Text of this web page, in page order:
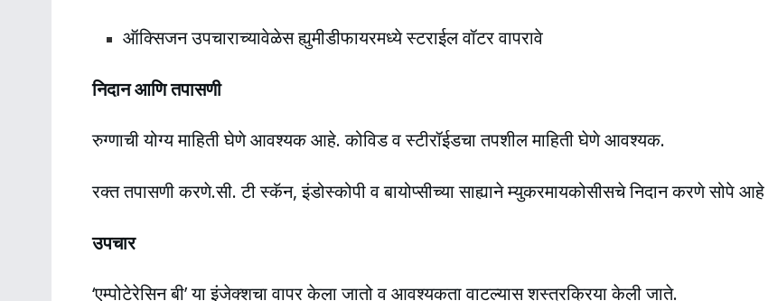
ऑक्सिजन उपचाराच्यावेळेस ह्युमीडीफायरमध्ये स्टराईल वॉटर वापरावे
निदान आणि तपासणी
रुग्णाची योग्य माहिती घेणे आवश्यक आहे. कोविड व स्टीरॉईडचा तपशील माहिती घेणे आवश्यक.
रक्त तपासणी करणे.सी. टी स्कॅन, इंडोस्कोपी व बायोप्सीच्या साह्याने म्युकरमायकोसीसचे निदान करणे सोपे आहे
उपचार
‘एम्पोटेरेसिन बी’ या इंजेक्शचा वापर केला जातो व आवश्यकता वाटल्यास शस्त्रक्रिया केली जाते.